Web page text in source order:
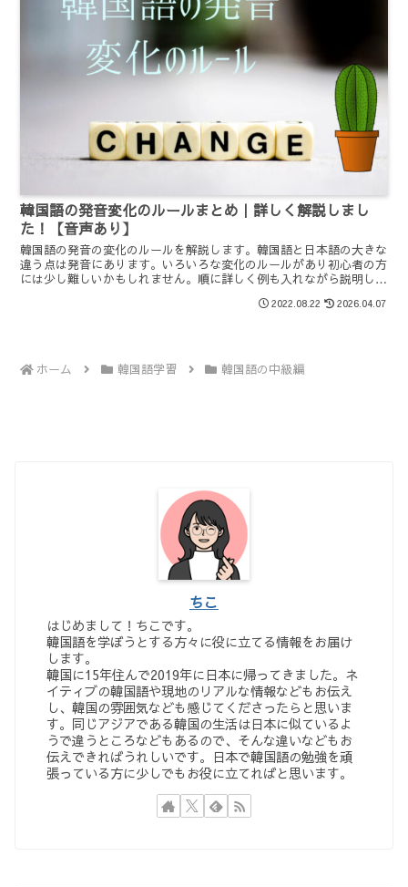
韓国語の発音変化のルールまとめ｜詳しく解説しまし
た！【音声あり】
韓国語の発音の変化のルールを解説します。韓国語と日本語の大きな
違う点は発音にあります。いろいろな変化のルールがあり初心者の方
には少し難しいかもしれません。順に詳しく例も入れながら説明しま
2022.08.22 2026.04.07
ホーム 韓国語学習 韓国語の中級編
ちこ
はじめまして！ちこです。
韓国語を学ぼうとする方々に役に立てる情報をお届け
します。
韓国に15年住んで2019年に日本に帰ってきました。ネ
イティブの韓国語や現地のリアルな情報などもお伝え
し、韓国の雰囲気なども感じてくださったらと思いま
す。同じアジアである韓国の生活は日本に似ているよ
うで違うところなどもあるので、そんな違いなどもお
伝えできればうれしいです。日本で韓国語の勉強を頑
張っている方に少しでもお役に立てればと思います。